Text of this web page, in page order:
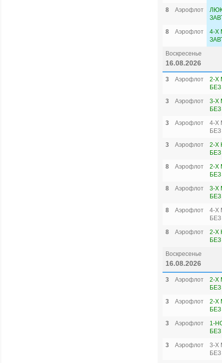
8
Аэрофлот
8
Аэрофлот
4-Х
Воскресенье
16.08.2026
3 Аэрофлот
2-Х
3
Аэрофлот
3-Х
3
Аэрофлот
4-Х
3
Аэрофлот
2-Х
8
Аэрофлот
2-Х
8
Аэрофлот
3-Х
8
Аэрофлот
4-Х
8
Аэрофлот
2-Х
Воскресенье
16.08.2026
3 Аэрофлот
2-Х
3
Аэрофлот
2-Х
3
Аэрофлот
1-
3
Аэрофлот
3-Х